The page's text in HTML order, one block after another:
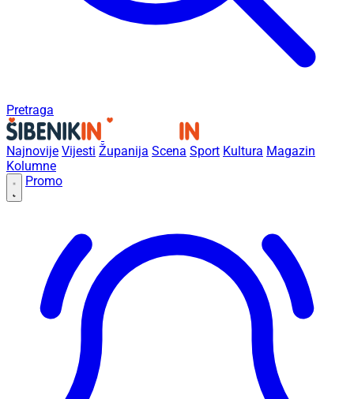
Pretraga
Najnovije Vijesti Županija Scena Sport Kultura Magazin
Kolumne
Promo